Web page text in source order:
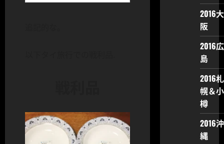
2016大
阪
2016広
島
2016札
幌＆小
樽
2016沖
縄